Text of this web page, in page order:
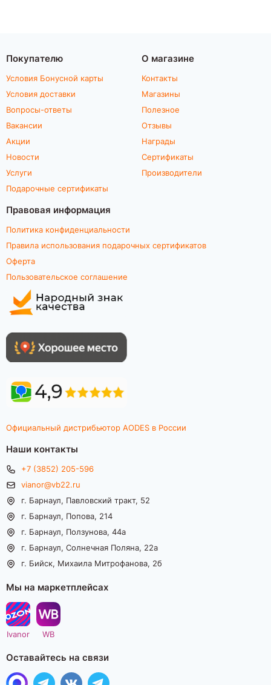
Покупателю
Условия Бонусной карты
Условия доставки
Вопросы-ответы
Вакансии
Акции
Новости
Услуги
Подарочные сертификаты
О магазине
Контакты
Магазины
Полезное
Отзывы
Награды
Сертификаты
Производители
Правовая информация
Политика конфиденциальности
Правила использования подарочных сертификатов
Оферта
Пользовательское соглашение
Официальный дистрибьютор AODES в России
Наши контакты
+7 (3852) 205-596
vianor@vb22.ru
г. Барнаул, Павловский тракт, 52
г. Барнаул, Попова, 214
г. Барнаул, Ползунова, 44а
г. Барнаул, Солнечная Поляна, 22а
г. Бийск, Михаила Митрофанова, 2б
Мы на маркетплейсах
Ivanor WB
Оставайтесь на связи